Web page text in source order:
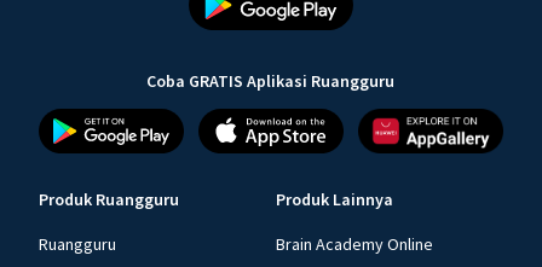
Coba GRATIS Aplikasi Ruangguru
Produk Ruangguru
Ruangguru
Produk Lainnya
Brain Academy Online